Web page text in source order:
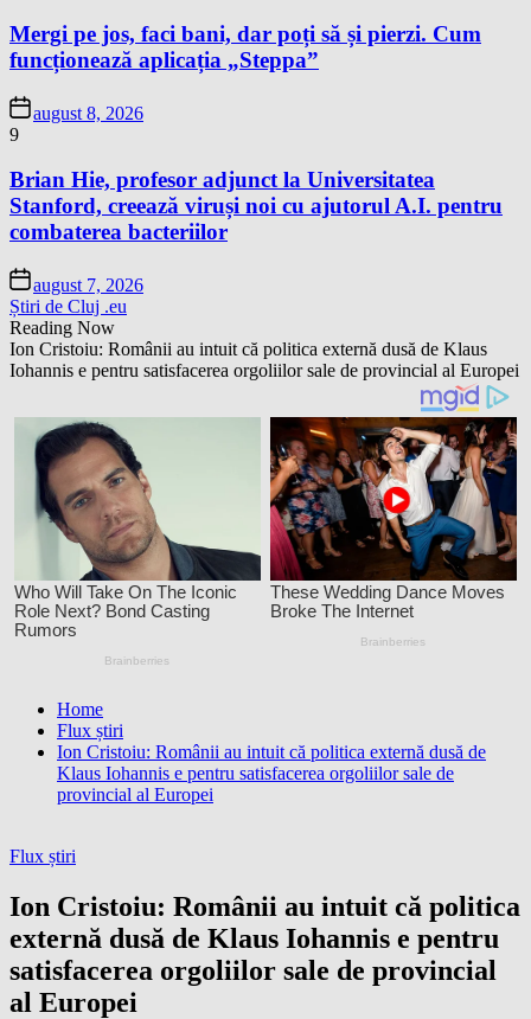
Mergi pe jos, faci bani, dar poți să și pierzi. Cum
funcționează aplicația „Steppa”
august 8, 2026
9
Brian Hie, profesor adjunct la Universitatea
Stanford, creează viruși noi cu ajutorul A.I. pentru
combaterea bacteriilor
august 7, 2026
Știri de Cluj .eu
Reading Now
Ion Cristoiu: Românii au intuit că politica externă dusă de Klaus
Iohannis e pentru satisfacerea orgoliilor sale de provincial al Europei
Home
Flux știri
Ion Cristoiu: Românii au intuit că politica externă dusă de
Klaus Iohannis e pentru satisfacerea orgoliilor sale de
provincial al Europei
Flux știri
Ion Cristoiu: Românii au intuit că politica
externă dusă de Klaus Iohannis e pentru
satisfacerea orgoliilor sale de provincial
al Europei